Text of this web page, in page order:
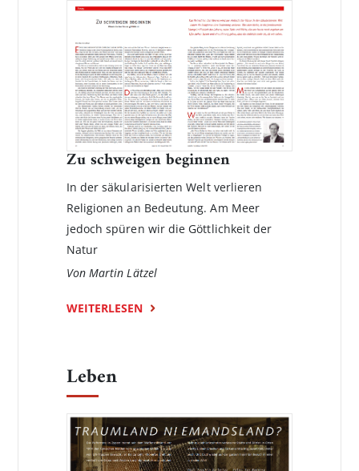
Zu schweigen beginnen
In der säkularisierten Welt verlieren
Religionen an Bedeutung. Am Meer
jedoch spüren wir die Göttlichkeit der
Natur
Von Martin Lätzel
WEITERLESEN
Leben